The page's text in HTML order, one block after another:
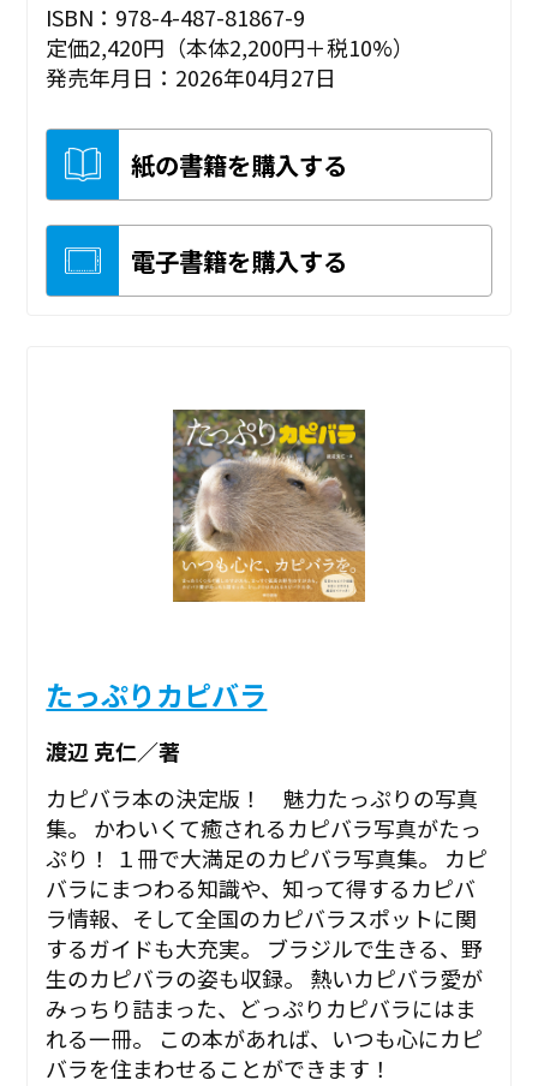
ISBN：978-4-487-81867-9
定価2,420円（本体2,200円＋税10%）
発売年月日：2026年04月27日
紙の書籍を購入する
電子書籍を購入する
たっぷりカピバラ
渡辺 克仁／著
カピバラ本の決定版！ 魅力たっぷりの写真
集。 かわいくて癒されるカピバラ写真がたっ
ぷり！ １冊で大満足のカピバラ写真集。 カピ
バラにまつわる知識や、知って得するカピバ
ラ情報、そして全国のカピバラスポットに関
するガイドも大充実。 ブラジルで生きる、野
生のカピバラの姿も収録。 熱いカピバラ愛が
みっちり詰まった、どっぷりカピバラにはま
れる一冊。 この本があれば、いつも心にカピ
バラを住まわせることができます！